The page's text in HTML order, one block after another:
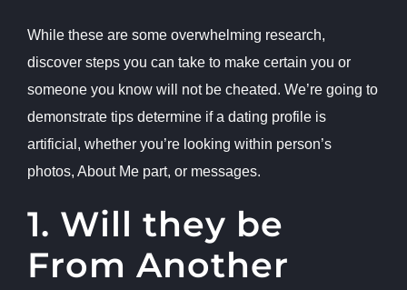
While these are some overwhelming research,
discover steps you can take to make certain you or
someone you know will not be cheated. We’re going to
demonstrate tips determine if a dating profile is
artificial, whether you’re looking within person’s
photos, About Me part, or messages.
1. Will they be
From Another